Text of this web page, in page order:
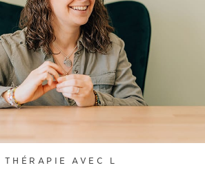
THÉRAPIE AVEC L